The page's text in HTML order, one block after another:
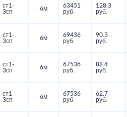
ст1-
3сп
6м
63451
руб.
128.3
руб.
ст1-
3сп
6м
69436
руб.
90.3
руб.
ст1-
3сп
6м
67536
руб.
88.4
руб.
ст1-
3сп
6м
67536
руб.
62.7
руб.